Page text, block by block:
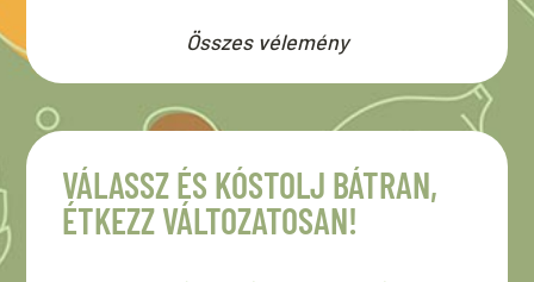
Összes vélemény
VÁLASSZ ÉS KÓSTOLJ BÁTRAN,
ÉTKEZZ VÁLTOZATOSAN!